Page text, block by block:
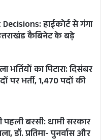
हाईकोर्ट से गंगा
कैबिनेट के बड़े
भर्तियों का पिटारा: दिसंबर
पर भर्ती, 1,470 पदों की
बरसी: धामी सरकार
डॉ. प्रतिमा- पुनर्वास और